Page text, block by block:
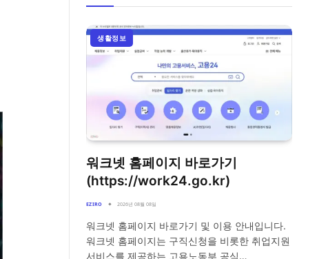
생활정보
워크넷 홈페이지 바로가기
(https://work24.go.kr)
EZIRO 2026년 08월 08일
워크넷 홈페이지 바로가기 및 이용 안내입니다.
워크넷 홈페이지는 구직신청을 비롯한 취업지원
서비스를 제공하는 고용노동부 공식…